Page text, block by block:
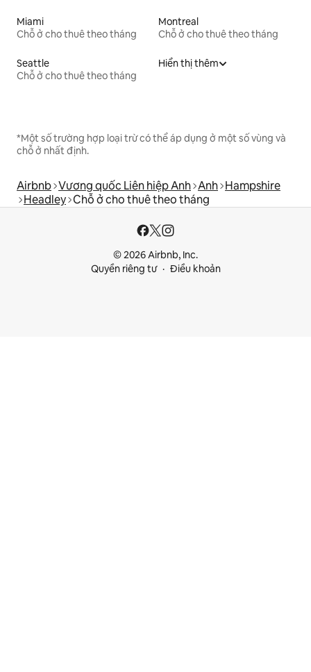
Miami
Chỗ ở cho thuê theo tháng
Montreal
Chỗ ở cho thuê theo tháng
Seattle
Chỗ ở cho thuê theo tháng
Hiển thị thêm
*Một số trường hợp loại trừ có thể áp dụng ở một số vùng và
chỗ ở nhất định.
Airbnb Vương quốc Liên hiệp Anh Anh Hampshire
Headley Chỗ ở cho thuê theo tháng
© 2026 Airbnb, Inc.
Quyền riêng tư
Điều khoản